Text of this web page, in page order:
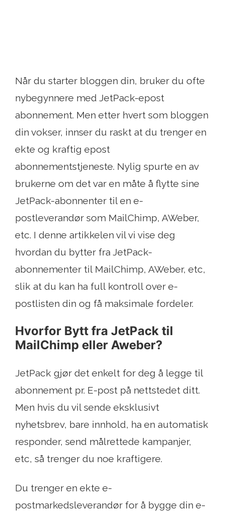
Når du starter bloggen din, bruker du ofte
nybegynnere med JetPack-epost
abonnement. Men etter hvert som bloggen
din vokser, innser du raskt at du trenger en
ekte og kraftig epost
abonnementstjeneste. Nylig spurte en av
brukerne om det var en måte å flytte sine
JetPack-abonnenter til en e-
postleverandør som MailChimp, AWeber,
etc. I denne artikkelen vil vi vise deg
hvordan du bytter fra JetPack-
abonnementer til MailChimp, AWeber, etc,
slik at du kan ha full kontroll over e-
postlisten din og få maksimale fordeler.
Hvorfor Bytt fra JetPack til
MailChimp eller Aweber?
JetPack gjør det enkelt for deg å legge til
abonnement pr. E-post på nettstedet ditt.
Men hvis du vil sende eksklusivt
nyhetsbrev, bare innhold, ha en automatisk
responder, send målrettede kampanjer,
etc, så trenger du noe kraftigere.
Du trenger en ekte e-
postmarkedsleverandør for å bygge din e-